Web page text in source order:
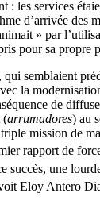
les services
d’arrivée des
» par
pour sa propre
semblaient
la
de
(arrumadores) au
mission de
rapport de
succès, une
Eloy Antero